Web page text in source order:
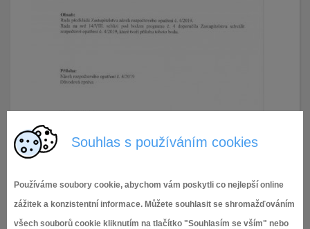
Souhlas s používáním cookies
Používáme soubory cookie, abychom vám poskytli co nejlepší online
zážitek a konzistentní informace. Můžete souhlasit se shromažďováním
všech souborů cookie kliknutím na tlačítko "Souhlasím se vším" nebo